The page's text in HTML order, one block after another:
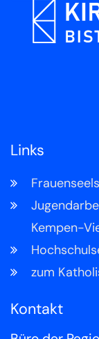
Links
Kempen-
zum
Kontakt